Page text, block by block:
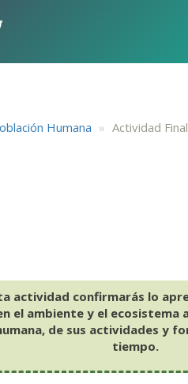
Humana Actividad Final
actividad confirmarás lo
el ambiente y el ecosistema
de sus actividades y
tiempo.